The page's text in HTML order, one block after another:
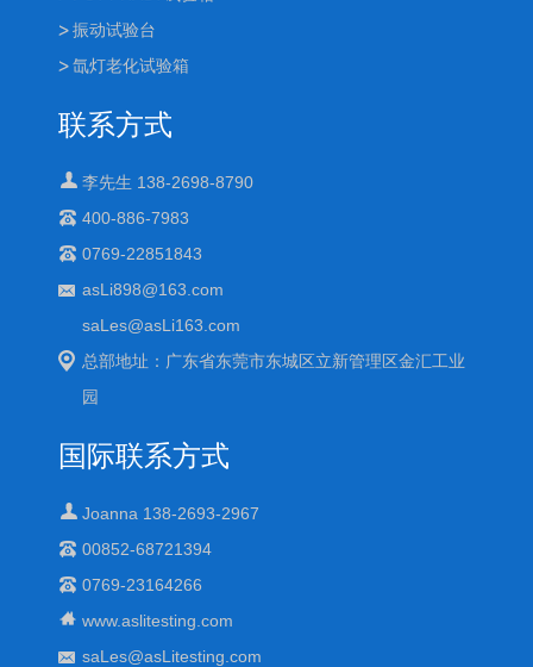
振动试验台
氙灯老化试验箱
联系方式
李先生 138-2698-8790
400-886-7983
0769-22851843
asLi898@163.com
saLes@asLi163.com
总部地址：广东省东莞市东城区立新管理区金汇工业
园
国际联系方式
Joanna 138-2693-2967
00852-68721394
0769-23164266
www.aslitesting.com
saLes@asLitesting.com